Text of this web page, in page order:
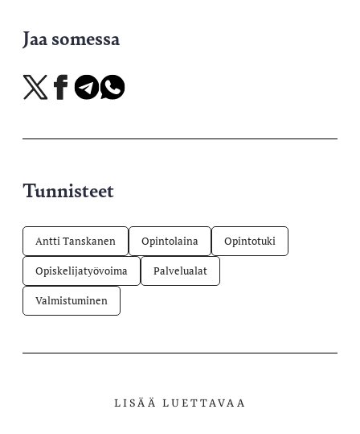
Jaa somessa
Jaa
X-
Jaa
Facebookissa
Jaa
Telegramissa
Jaa
WhatsAppissa
Tunnisteet
Antti Tanskanen Opintolaina Opintotuki
Opiskelijatyövoima Palvelualat
Valmistuminen
LISÄÄ LUETTAVAA